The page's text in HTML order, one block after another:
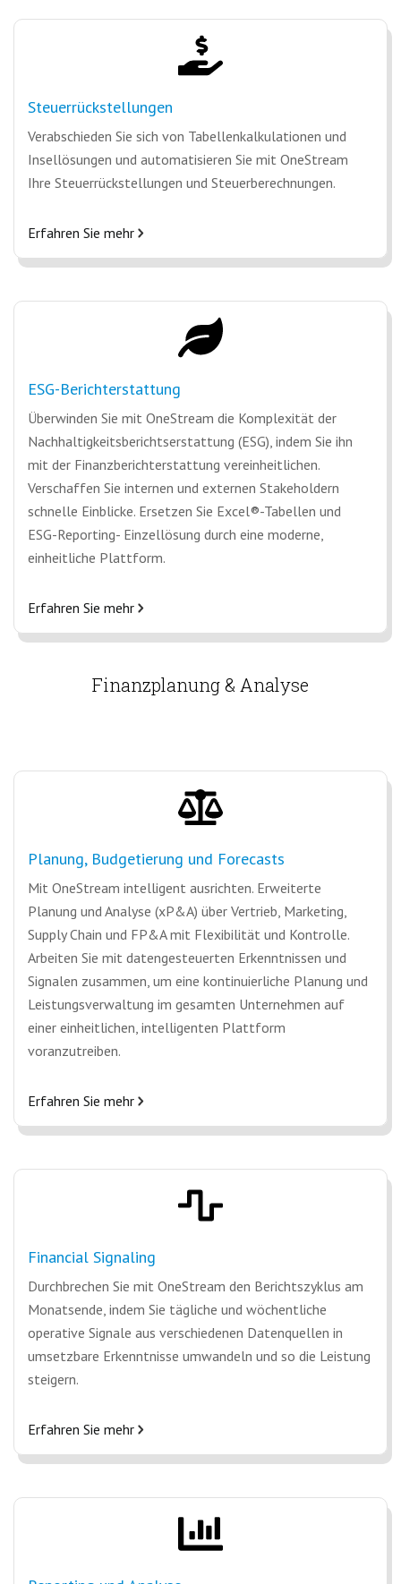
Steuerrückstellungen
Verabschieden Sie sich von Tabellenkalkulationen und
Insellösungen und automatisieren Sie mit OneStream
Ihre Steuerrückstellungen und Steuerberechnungen.
Erfahren Sie mehr
ESG-Berichterstattung
Überwinden Sie mit OneStream die Komplexität der
Nachhaltigkeitsberichtserstattung (ESG), indem Sie ihn
mit der Finanzberichterstattung vereinheitlichen.
Verschaffen Sie internen und externen Stakeholdern
schnelle Einblicke. Ersetzen Sie Excel®-Tabellen und
ESG-Reporting- Einzellösung durch eine moderne,
einheitliche Plattform.
Erfahren Sie mehr
Finanzplanung & Analyse
Planung, Budgetierung und Forecasts
Mit OneStream intelligent ausrichten. Erweiterte
Planung und Analyse (xP&A) über Vertrieb, Marketing,
Supply Chain und FP&A mit Flexibilität und Kontrolle.
Arbeiten Sie mit datengesteuerten Erkenntnissen und
Signalen zusammen, um eine kontinuierliche Planung und
Leistungsverwaltung im gesamten Unternehmen auf
einer einheitlichen, intelligenten Plattform
voranzutreiben.
Erfahren Sie mehr
Financial Signaling
Durchbrechen Sie mit OneStream den Berichtszyklus am
Monatsende, indem Sie tägliche und wöchentliche
operative Signale aus verschiedenen Datenquellen in
umsetzbare Erkenntnisse umwandeln und so die Leistung
steigern.
Erfahren Sie mehr